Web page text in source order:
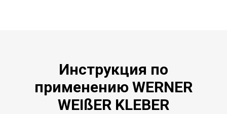
Инструкция по
применению WERNER
WEIßER KLEBER